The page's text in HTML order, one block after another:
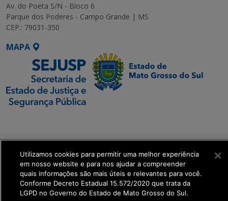
Av. do Poeta S/N - Bloco 6
Parque dos Poderes - Campo Grande | MS
CEP.: 79031-350
MAPA
get_footer();
Utilizamos cookies para permitir uma melhor experiência
em nosso website e para nos ajudar a compreender
quais informações são mais úteis e relevantes para você.
Conforme Decreto Estadual 15.572/2020 que trata da
LGPD no Governo do Estado de Mato Grosso do Sul.